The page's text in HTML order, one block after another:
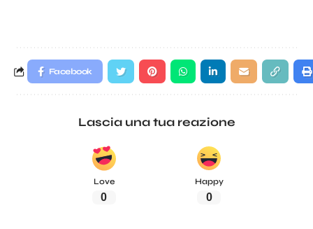
Facebook
Lascia una tua reazione
Love
0
Happy
0